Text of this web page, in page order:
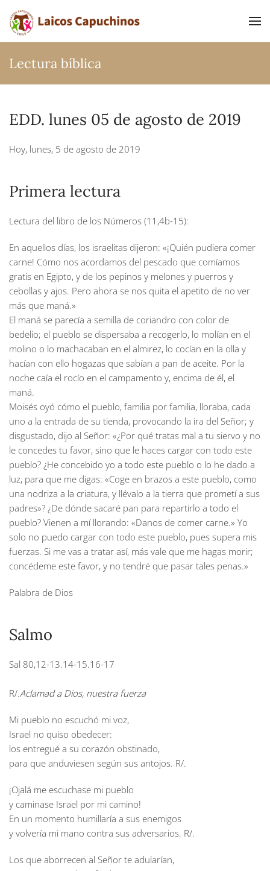
Ir al contenido principal
Lectura bíblica
EDD. lunes 05 de agosto de 2019
Hoy, lunes, 5 de agosto de 2019
Primera lectura
Lectura del libro de los Números (11,4b-15):
En aquellos días, los israelitas dijeron: «¡Quién pudiera comer
carne! Cómo nos acordamos del pescado que comíamos
gratis en Egipto, y de los pepinos y melones y puerros y
cebollas y ajos. Pero ahora se nos quita el apetito de no ver
más que maná.»
El maná se parecía a semilla de coriandro con color de
bedelio; el pueblo se dispersaba a recogerlo, lo molían en el
molino o lo machacaban en el almirez, lo cocían en la olla y
hacían con ello hogazas que sabían a pan de aceite. Por la
noche caía el rocío en el campamento y, encima de él, el
maná.
Moisés oyó cómo el pueblo, familia por familia, lloraba, cada
uno a la entrada de su tienda, provocando la ira del Señor; y
disgustado, dijo al Señor: «¿Por qué tratas mal a tu siervo y no
le concedes tu favor, sino que le haces cargar con todo este
pueblo? ¿He concebido yo a todo este pueblo o lo he dado a
luz, para que me digas: «Coge en brazos a este pueblo, como
una nodriza a la criatura, y llévalo a la tierra que prometí a sus
padres»? ¿De dónde sacaré pan para repartirlo a todo el
pueblo? Vienen a mí llorando: «Danos de comer carne.» Yo
solo no puedo cargar con todo este pueblo, pues supera mis
fuerzas. Si me vas a tratar así, más vale que me hagas morir;
concédeme este favor, y no tendré que pasar tales penas.»
Palabra de Dios
Salmo
Sal 80,12-13.14-15.16-17
R/.Aclamad a Dios, nuestra fuerza
Mi pueblo no escuchó mi voz,
Israel no quiso obedecer:
los entregué a su corazón obstinado,
para que anduviesen según sus antojos. R/.
¡Ojalá me escuchase mi pueblo
y caminase Israel por mi camino!
En un momento humillaría a sus enemigos
y volvería mi mano contra sus adversarios. R/.
Los que aborrecen al Señor te adularían,